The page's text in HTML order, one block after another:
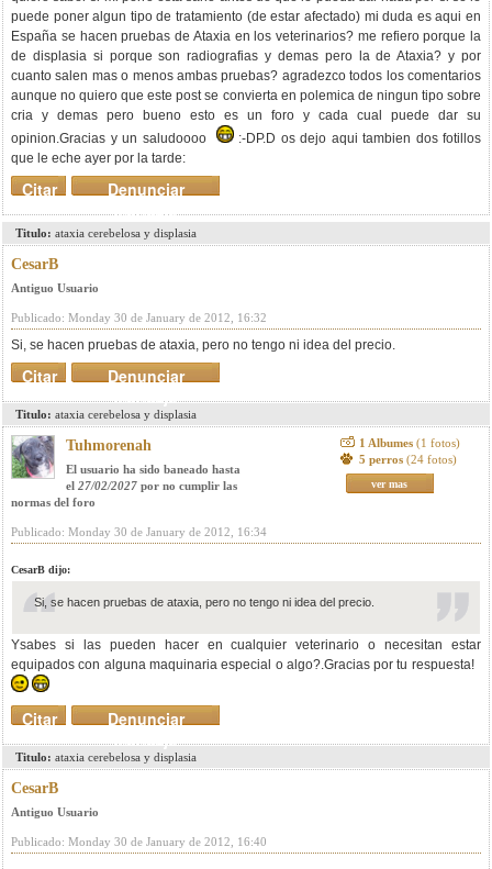
puede poner algun tipo de tratamiento (de estar afectado) mi duda es aqui en
España se hacen pruebas de Ataxia en los veterinarios? me refiero porque la
de displasia si porque son radiografias y demas pero la de Ataxia? y por
cuanto salen mas o menos ambas pruebas? agradezco todos los comentarios
aunque no quiero que este post se convierta en polemica de ningun tipo sobre
cria y demas pero bueno esto es un foro y cada cual puede dar su
opinion.Gracias y un saludoooo
:-DP.D os dejo aqui tambien dos fotillos
que le eche ayer por la tarde:
Denunciar
mensaje
Citar
Titulo: ataxia cerebelosa y displasia
CesarB
Antiguo Usuario
Publicado: Monday 30 de January de 2012, 16:32
Si, se hacen pruebas de ataxia, pero no tengo ni idea del precio.
Denunciar
mensaje
Citar
Titulo: ataxia cerebelosa y displasia
Tuhmorenah
El usuario ha sido baneado hasta
el 27/02/2027 por no cumplir las
normas del foro
1 Albumes (1 fotos)
5 perros (24 fotos)
ver mas
Publicado: Monday 30 de January de 2012, 16:34
CesarB dijo:
Si, se hacen pruebas de ataxia, pero no tengo ni idea del precio.
Ysabes si las pueden hacer en cualquier veterinario o necesitan estar
equipados con alguna maquinaria especial o algo?.Gracias por tu respuesta!
Denunciar
mensaje
Citar
Titulo: ataxia cerebelosa y displasia
CesarB
Antiguo Usuario
Publicado: Monday 30 de January de 2012, 16:40